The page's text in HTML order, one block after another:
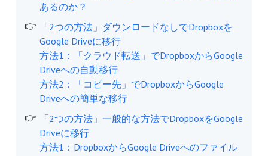
あるのか？
「2つの方法」ダウンロードなしでDropboxを
Google Driveに移行
方法1：「クラウド転送」でDropboxからGoogle
Driveへの自動移行
方法2：「コピー先」でDropboxからGoogle
Driveへの簡単な移行
「2つの方法」一般的な方法でDropboxをGoogle
Driveに移行
方法1：DropboxからGoogle Driveへのファイル